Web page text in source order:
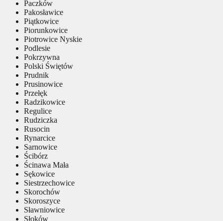
Paczków
Pakosławice
Piątkowice
Piorunkowice
Piotrowice Nyskie
Podlesie
Pokrzywna
Polski Świętów
Prudnik
Prusinowice
Przełęk
Radzikowice
Regulice
Rudziczka
Rusocin
Rynarcice
Sarnowice
Ścibórz
Ścinawa Mała
Sękowice
Siestrzechowice
Skorochów
Skoroszyce
Sławniowice
Słoków